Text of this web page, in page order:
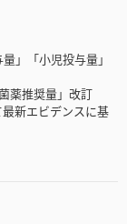
」「小児投与量」
薬推奨量」改訂
新エビデンスに基